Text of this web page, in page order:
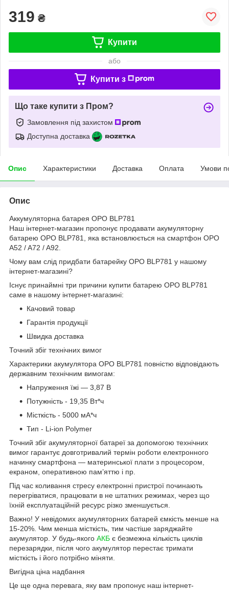
319 ₴
Купити
або
Купити з
Що таке купити з Пром?
Замовлення під захистом
Доступна доставка
Опис Характеристики Доставка Оплата Умови
Опис
Аккумуляторна батарея OPO BLP781
Наш інтернет-магазин пропонує продавати акумуляторну
батарею OPO BLP781, яка встановлюється на смартфон OPO
A52 / A72 / A92.
Чому вам слід придбати батарейку OPO BLP781 у нашому
інтернет-магазині?
Існує принаймні три причини купити батарею OPO BLP781
саме в нашому інтернет-магазині:
Качовий товар
Гарантія продукції
Швидка доставка
Точний збіг технічних вимог
Характерики акумулятора OPO BLP781 повністю відповідають
державним технічним вимогам:
Напруження їжі — 3,87 В
Потужність - 19,35 Вт*ч
Місткість - 5000 мА*ч
Тип - Li-ion Polymer
Точний збіг акумуляторної батареї за допомогою технічних
вимог гарантує довготривалий термін роботи електронного
начинку смартфона — материнської плати з процесором,
екраном, оперативною пам’яттю і пр.
Під час коливання стресу електронні пристрої починають
перегріватися, працювати в не штатних режимах, через що
їхній експлуатаційній ресурс різко зменшується.
Важно! У невідомих акумуляторних батарей ємкість менше на
15-20%. Чим менша місткість, тим частіше заряджайте
акумулятор. У будь-якого АКБ є безмежна кількість циклів
перезарядки, після чого акумулятор перестає тримати
місткість і його потрібно міняти.
Вигідна ціна надбання
Це ще одна перевага, яку вам пропонує наш інтернет-